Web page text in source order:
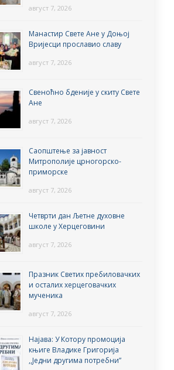
август 7, 2026
Манастир Свете Ане у Доњој
Вријесци прославио славу
август 7, 2026
Свеноћно бденије у скиту Свете
Ане
август 7, 2026
Саопштење за јавност
Митрополије црногорско-
приморске
август 7, 2026
Четврти дан Љетне духовне
школе у Херцеговини
август 7, 2026
Празник Светих пребиловачких
и осталих херцеговачких
мученика
август 7, 2026
Најава: У Котору промоција
књиге Владике Григорија
,,Једни другима потребни”